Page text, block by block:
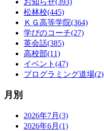
松林校(445)
ＫＧ高等学院(364)
学びのコーチ(27)
英会話(385)
高校部(11)
イベント(47)
プログラミング道場(2)
月別
2026年7月(3)
2026年6月(1)